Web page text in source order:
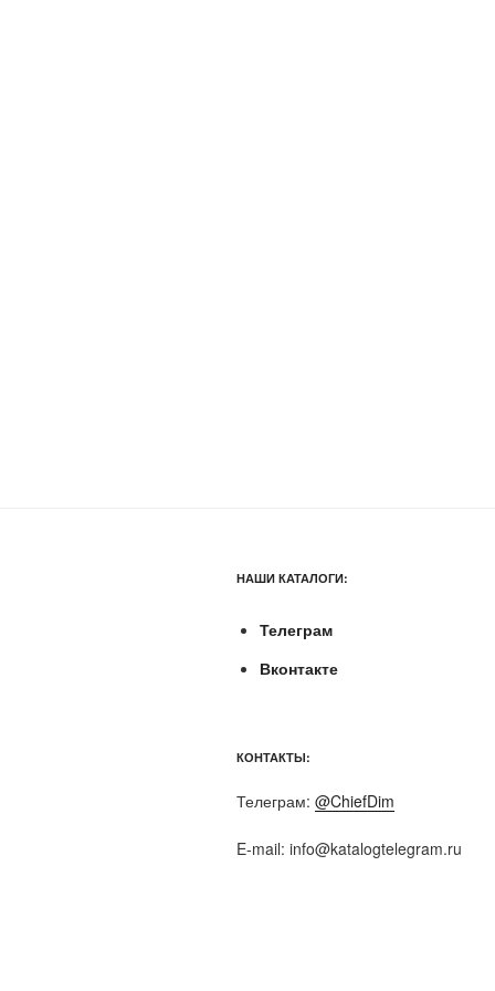
НАШИ КАТАЛОГИ:
Телеграм
Вконтакте
КОНТАКТЫ:
Телеграм: @ChiefDim
E-mail: info@katalogtelegram.ru